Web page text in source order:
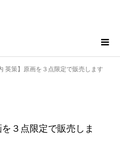
英策】原画を３点限定で販売します
を３点限定で販売しま